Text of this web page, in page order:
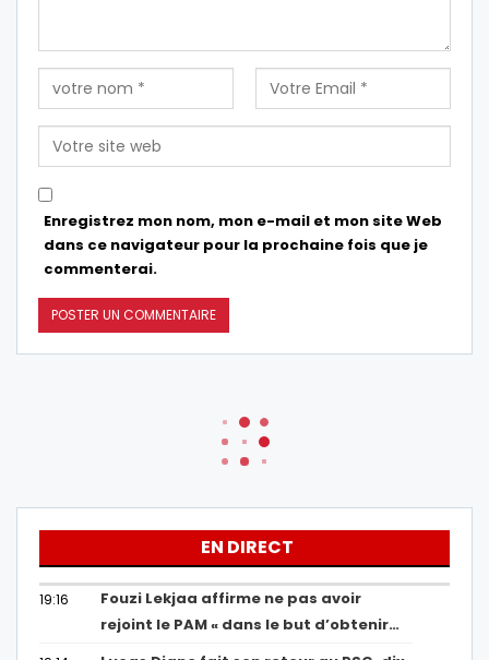
Enregistrez mon nom, mon e-mail et mon site Web
dans ce navigateur pour la prochaine fois que je
commenterai.
EN DIRECT
19:16
Fouzi Lekjaa affirme ne pas avoir
rejoint le PAM « dans le but d’obtenir…